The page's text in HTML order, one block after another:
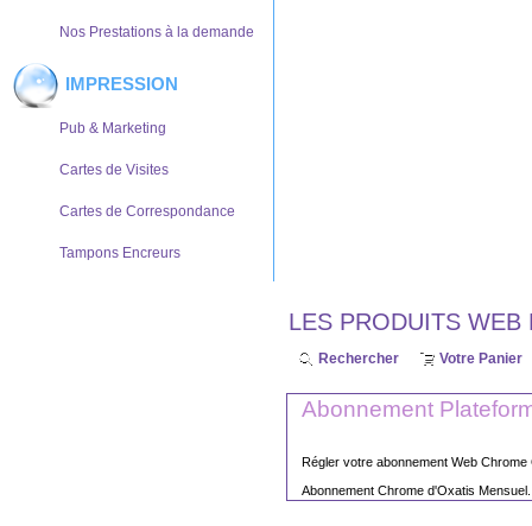
Nos Prestations à la demande
IMPRESSION
Pub & Marketing
Cartes de Visites
Cartes de Correspondance
Tampons Encreurs
LES PRODUITS
Rechercher Votre Panier
Abonnement
Régler votre abonnement Web Chrome
Abonnement Chrome d'Oxatis Mensuel.